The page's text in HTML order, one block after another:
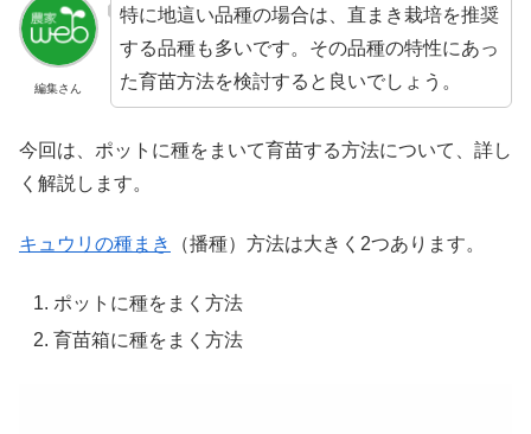
編集さん
特に地這い品種の場合は、直まき栽培を推奨
する品種も多いです。その品種の特性にあっ
た育苗方法を検討すると良いでしょう。
今回は、ポットに種をまいて育苗する方法について、詳し
く解説します。
キュウリの種まき （播種）方法は大きく2つあります。
ポットに種をまく方法
育苗箱に種をまく方法